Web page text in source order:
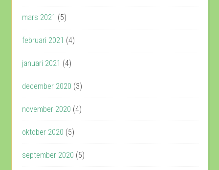
mars 2021 (5)
februari 2021 (4)
januari 2021 (4)
december 2020 (3)
november 2020 (4)
oktober 2020 (5)
september 2020 (5)